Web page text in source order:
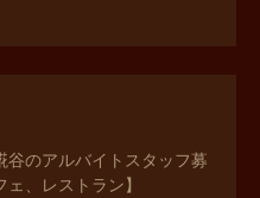
谷のアルバイトスタッフ募
、レストラン】